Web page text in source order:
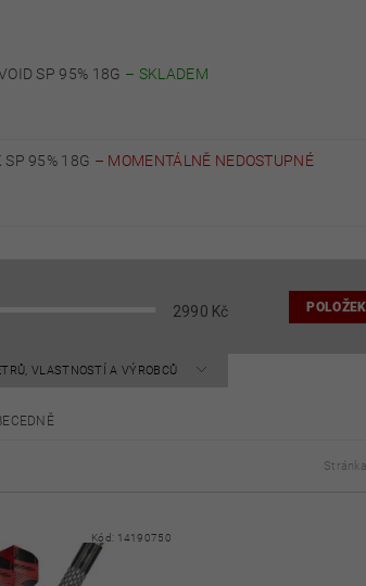
SP 95% 18G – SKLADEM
SP 95% 18G – MOMENTÁLNĚ NEDOSTUPNÉ
2990 Kč
VLASTNOSTÍ A VÝROBCŮ
Stránka
Kód: 14190750